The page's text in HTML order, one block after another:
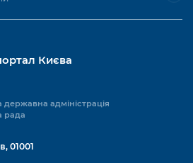
Києва
державна адміністрація
рада
01001